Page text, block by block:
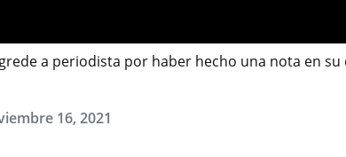
a periodista por haber hecho una nota en
16, 2021